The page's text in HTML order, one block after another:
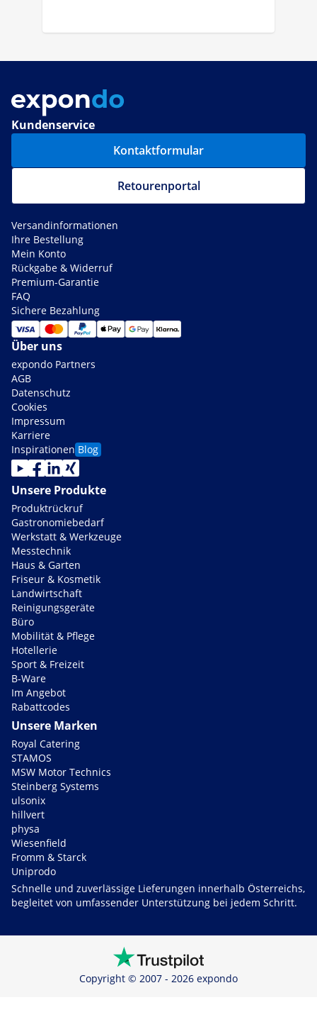
Kundenservice
Kontaktformular
Retourenportal
Versandinformationen
Ihre Bestellung
Mein Konto
Rückgabe & Widerruf
Premium-Garantie
FAQ
Sichere Bezahlung
Über uns
expondo Partners
AGB
Datenschutz
Cookies
Impressum
Karriere
Inspirationen Blog
Unsere Produkte
Produktrückruf
Gastronomiebedarf
Werkstatt & Werkzeuge
Messtechnik
Haus & Garten
Friseur & Kosmetik
Landwirtschaft
Reinigungsgeräte
Büro
Mobilität & Pflege
Hotellerie
Sport & Freizeit
B-Ware
Im Angebot
Rabattcodes
Unsere Marken
Royal Catering
STAMOS
MSW Motor Technics
Steinberg Systems
ulsonix
hillvert
physa
Wiesenfield
Fromm & Starck
Uniprodo
Schnelle und zuverlässige Lieferungen innerhalb Österreichs,
begleitet von umfassender Unterstützung bei jedem Schritt.
Copyright © 2007 - 2026 expondo